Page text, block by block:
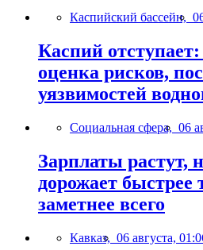
Каспийский бассейн,
Каспий
оценка рисков,
уязвимостей
Социальная сфера, 06
Зарплаты растут,
дорожает быстрее
заметнее всего
Кавказ, 06 августа,